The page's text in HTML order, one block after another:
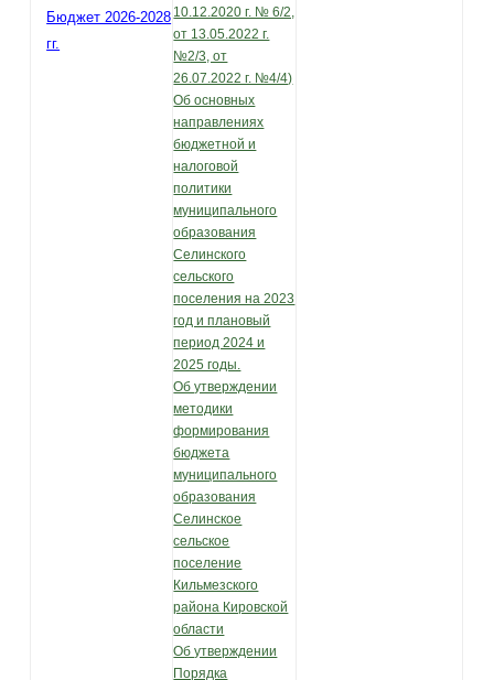
Бюджет 2026-2028
гг.
10.12.2020 г. № 6/2,
от 13.05.2022 г.
№2/3, от
26.07.2022 г. №4/4)
Об основных
направлениях
бюджетной и
налоговой
политики
муниципального
образования
Селинского
сельского
поселения на 2023
год и плановый
период 2024 и
2025 годы.
Об утверждении
методики
формирования
бюджета
муниципального
образования
Селинское
сельское
поселение
Кильмезского
района Кировской
области
Об утверждении
Порядка